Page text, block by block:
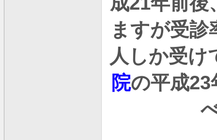
ますが受診
人しか受け
院の平成23